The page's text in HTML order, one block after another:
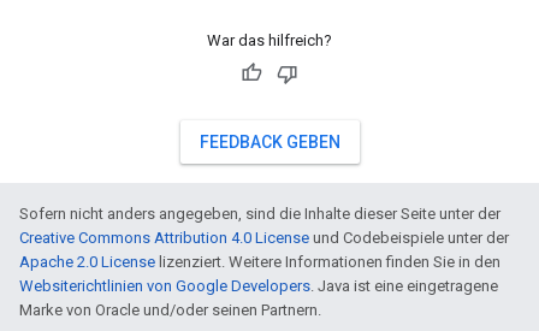
War das hilfreich?
FEEDBACK GEBEN
Sofern nicht anders angegeben, sind die Inhalte dieser Seite unter der
Creative Commons Attribution 4.0 License und Codebeispiele unter der
Apache 2.0 License lizenziert. Weitere Informationen finden Sie in den
Websiterichtlinien von Google Developers. Java ist eine eingetragene
Marke von Oracle und/oder seinen Partnern.